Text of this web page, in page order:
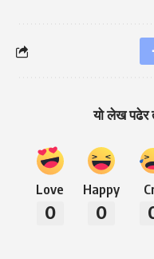
यो लेख पढेर
Love
0
Happy
0